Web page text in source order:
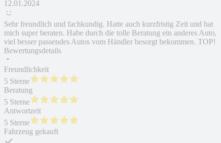
12.01.2024
Sehr freundlich und fachkundig. Hatte auch kurzfristig Zeit und hat
mich super beraten. Habe durch die tolle Beratung ein anderes Auto,
viel besser passendes Autos vom Händler besorgt bekommen. TOP!
Bewertungsdetails
Freundlichkeit
5 Sterne
Beratung
5 Sterne
Antwortzeit
5 Sterne
Fahrzeug gekauft